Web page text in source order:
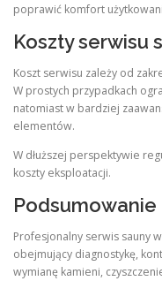
poprawić komfort
Koszty serwisu
Koszt serwisu zależy od
W prostych przypadkach
natomiast w bardziej
elementów.
W dłuższej perspektywie
koszty eksploatacji.
Podsumowanie
Profesjonalny serwis sauny
obejmujący diagnostykę,
wymianę kamieni,